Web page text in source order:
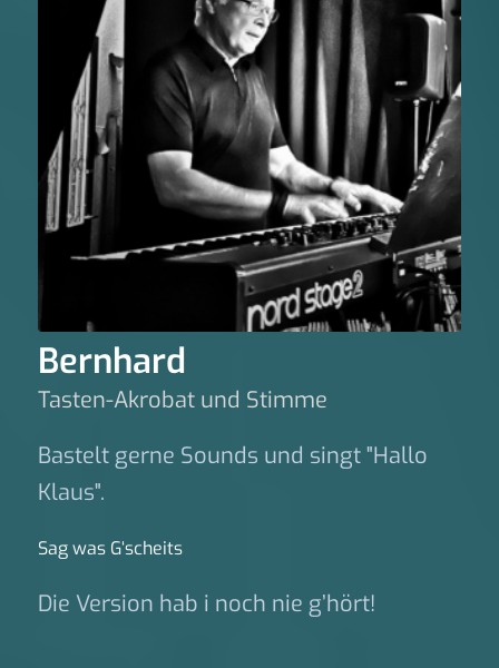
Bernhard
Tasten-Akrobat und Stimme
Bastelt gerne Sounds und singt "Hallo
Klaus".
Sag was G‘scheits
Die Version hab i noch nie g’hört!